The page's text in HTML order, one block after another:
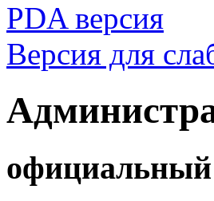
PDA версия
Версия для
официальный